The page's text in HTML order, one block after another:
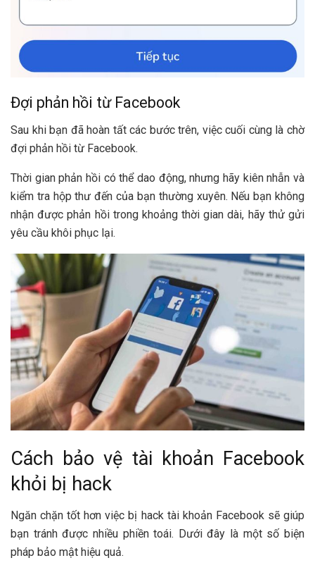
Đợi phản hồi từ Facebook
Sau khi bạn đã hoàn tất các bước trên, việc cuối cùng là chờ
đợi phản hồi từ Facebook.
Thời gian phản hồi có thể dao động, nhưng hãy kiên nhẫn và
kiểm tra hộp thư đến của bạn thường xuyên. Nếu bạn không
nhận được phản hồi trong khoảng thời gian dài, hãy thử gửi
yêu cầu khôi phục lại.
Cách bảo vệ tài khoản Facebook
khỏi bị hack
Ngăn chặn tốt hơn việc bị hack tài khoản Facebook sẽ giúp
bạn tránh được nhiều phiền toái. Dưới đây là một số biện
pháp bảo mật hiệu quả.